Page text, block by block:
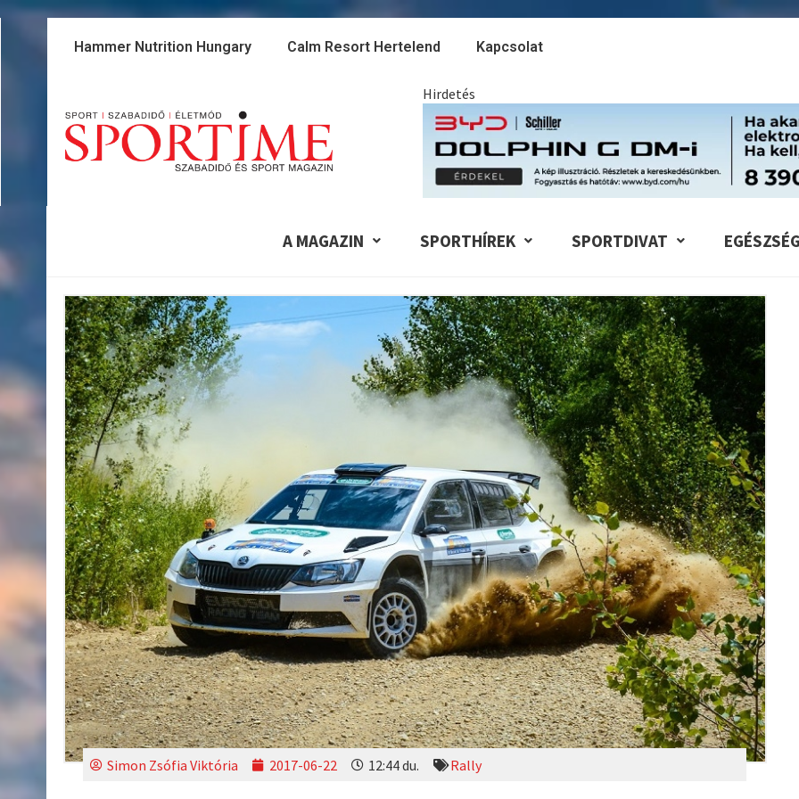
Skip
Hammer Nutrition Hungary Calm Resort Hertelend Kapcsolat
Hirdetés
A MAGAZIN SPORTHÍREK SPORTDIVAT EGÉSZSÉG
Simon Zsófia Viktória 2017-06-22 12:44 du. Rally